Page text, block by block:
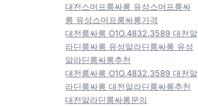
대전스머프룸싸롱 유성스머프룸싸
롱 유성스머프룸싸롱가격
대전룸싸롱 O1O.4832.3589 대전알
라딘룸싸롱 유성알라딘룸싸롱 유성
알라딘룸싸롱추천
대전룸싸롱 O1O.4832.3589 대전알
라딘룸싸롱 대전알라딘룸싸롱추천
대전알라딘룸싸롱문의